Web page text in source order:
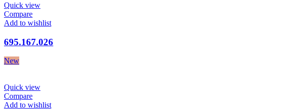
Quick view
Compare
Add to wishlist
695.167.026
New
Quick view
Compare
Add to wishlist